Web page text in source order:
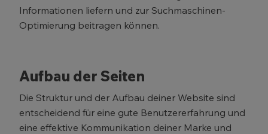
Informationen liefern und zur Suchmaschinen-
Optimierung beitragen können.
Aufbau der Seiten
Die Struktur und der Aufbau deiner Website sind
entscheidend für eine gute Benutzererfahrung und
eine effektive Kommunikation deiner Marke und